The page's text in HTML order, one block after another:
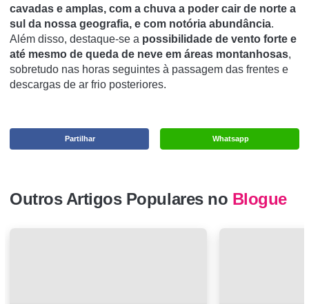
cavadas e amplas, com a chuva a poder cair de norte a
sul da nossa geografia, e com notória abundância.
Além disso, destaque-se a possibilidade de vento forte e
até mesmo de queda de neve em áreas montanhosas,
sobretudo nas horas seguintes à passagem das frentes e
descargas de ar frio posteriores.
Whatsapp
Partilhar
Outros Artigos Populares no Blogue